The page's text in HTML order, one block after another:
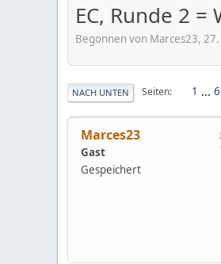
EC, Runde 2
Begonnen von Marces23,
NACH UNTEN Seiten 1 ... 6
Marces23
Gast
Gespeichert